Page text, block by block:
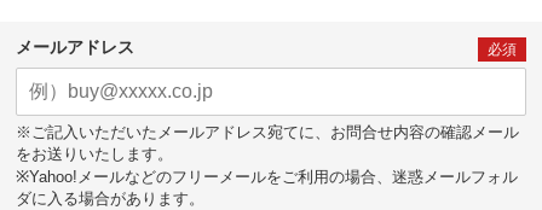
メールアドレス 必須
※ご記入いただいたメールアドレス宛てに、お問合せ内容の確認メール
をお送りいたします。
※Yahoo!メールなどのフリーメールをご利用の場合、迷惑メールフォル
ダに入る場合があります。